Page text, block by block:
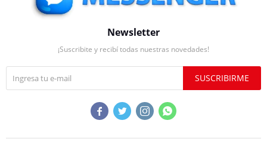
Newsletter
¡Suscribite y recibí todas nuestras novedades!
SUSCRIBIRME
   